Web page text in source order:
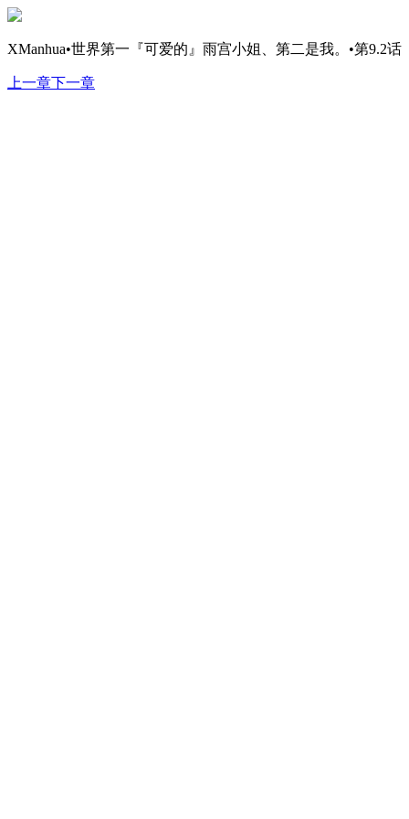
XManhua•世界第一『可爱的』雨宫小姐、第二是我。•第9.2话
上一章下一章